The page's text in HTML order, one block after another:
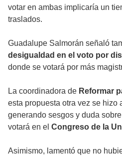
votar en ambas implicaría un
traslados.
Guadalupe Salmorán señaló
desigualdad en el voto por
donde se votará por más
La coordinadora de Reformar
esta propuesta otra vez se hizo
generando sesgos y duda
votará en el Congreso de la
Asimismo, lamentó que no